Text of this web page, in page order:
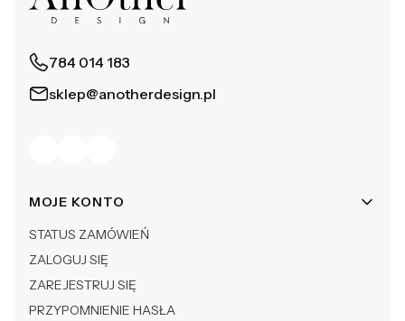
784 014 183
sklep@anotherdesign.pl
Linki w stopce
MOJE KONTO
STATUS ZAMÓWIEŃ
ZALOGUJ SIĘ
ZAREJESTRUJ SIĘ
PRZYPOMNIENIE HASŁA